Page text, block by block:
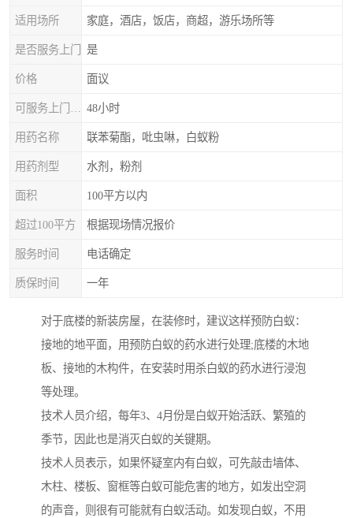
适用场所 家庭，酒店，饭店，商超，游乐场所等
是否服务上门 是
价格 面议
48小时
用药名称 联苯菊酯，吡虫啉，白蚁粉
用药剂型 水剂，粉剂
面积 100平方以内
超过100平方 根据现场情况报价
服务时间 电话确定
质保时间 一年
对于底楼的新装房屋，在装修时，建议这样预防白蚁：
接地的地平面，用预防白蚁的药水进行处理;底楼的木地
板、接地的木构件，在安装时用杀白蚁的药水进行浸泡
等处理。
技术人员介绍，每年3、4月份是白蚁开始活跃、繁殖的
季节，因此也是消灭白蚁的关键期。
技术人员表示，如果怀疑室内有白蚁，可先敲击墙体、
木柱、楼板、窗框等白蚁可能危害的地方，如发出空洞
的声音，则很有可能就有白蚁活动。如发现白蚁，不用